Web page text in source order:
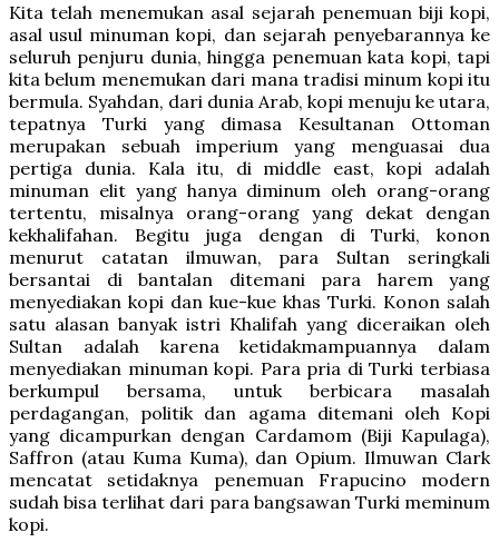
Kita telah menemukan asal sejarah penemuan biji kopi,
asal usul minuman kopi, dan sejarah penyebarannya ke
seluruh penjuru dunia, hingga penemuan kata kopi, tapi
kita belum menemukan dari mana tradisi minum kopi itu
bermula. Syahdan, dari dunia Arab, kopi menuju ke utara,
tepatnya Turki yang dimasa Kesultanan Ottoman
merupakan sebuah imperium yang menguasai dua
pertiga dunia. Kala itu, di middle east, kopi adalah
minuman elit yang hanya diminum oleh orang-orang
tertentu, misalnya orang-orang yang dekat dengan
kekhalifahan. Begitu juga dengan di Turki, konon
menurut catatan ilmuwan, para Sultan seringkali
bersantai di bantalan ditemani para harem yang
menyediakan kopi dan kue-kue khas Turki. Konon salah
satu alasan banyak istri Khalifah yang diceraikan oleh
Sultan adalah karena ketidakmampuannya dalam
menyediakan minuman kopi. Para pria di Turki terbiasa
berkumpul bersama, untuk berbicara masalah
perdagangan, politik dan agama ditemani oleh Kopi
yang dicampurkan dengan Cardamom (Biji Kapulaga),
Saffron (atau Kuma Kuma), dan Opium. Ilmuwan Clark
mencatat setidaknya penemuan Frapucino modern
sudah bisa terlihat dari para bangsawan Turki meminum
kopi.